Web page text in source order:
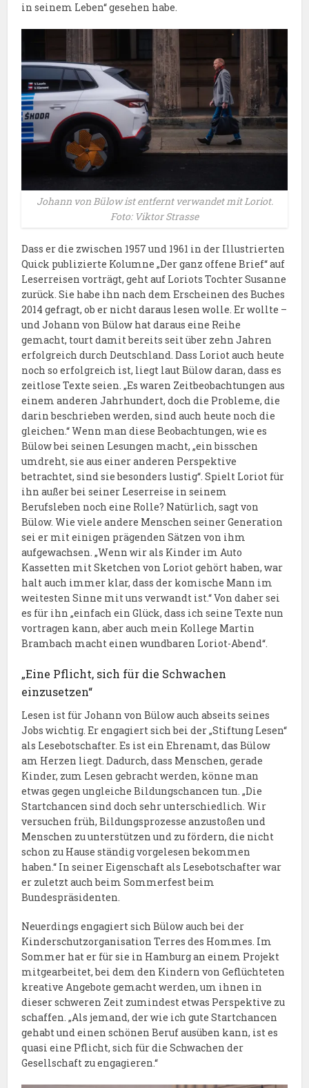
in seinem Leben“ gesehen habe.
Johann von Bülow ist entfernt verwandet mit Loriot.
Foto: Viktor Strasse
Dass er die zwischen 1957 und 1961 in der Illustrierten
Quick publizierte Kolumne „Der ganz offene Brief“ auf
Leserreisen vorträgt, geht auf Loriots Tochter Susanne
zurück. Sie habe ihn nach dem Erscheinen des Buches
2014 gefragt, ob er nicht daraus lesen wolle. Er wollte –
und Johann von Bülow hat daraus eine Reihe
gemacht, tourt damit bereits seit über zehn Jahren
erfolgreich durch Deutschland. Dass Loriot auch heute
noch so erfolgreich ist, liegt laut Bülow daran, dass es
zeitlose Texte seien. „Es waren Zeitbeobachtungen aus
einem anderen Jahrhundert, doch die Probleme, die
darin beschrieben werden, sind auch heute noch die
gleichen.“ Wenn man diese Beobachtungen, wie es
Bülow bei seinen Lesungen macht, „ein bisschen
umdreht, sie aus einer anderen Perspektive
betrachtet, sind sie besonders lustig“. Spielt Loriot für
ihn außer bei seiner Leserreise in seinem
Berufsleben noch eine Rolle? Natürlich, sagt von
Bülow. Wie viele andere Menschen seiner Generation
sei er mit einigen prägenden Sätzen von ihm
aufgewachsen. „Wenn wir als Kinder im Auto
Kassetten mit Sketchen von Loriot gehört haben, war
halt auch immer klar, dass der komische Mann im
weitesten Sinne mit uns verwandt ist.“ Von daher sei
es für ihn „einfach ein Glück, dass ich seine Texte nun
vortragen kann, aber auch mein Kollege Martin
Brambach macht einen wundbaren Loriot-Abend“.
„Eine Pflicht, sich für die Schwachen
einzusetzen“
Lesen ist für Johann von Bülow auch abseits seines
Jobs wichtig. Er engagiert sich bei der „Stiftung Lesen“
als Lesebotschafter. Es ist ein Ehrenamt, das Bülow
am Herzen liegt. Dadurch, dass Menschen, gerade
Kinder, zum Lesen gebracht werden, könne man
etwas gegen ungleiche Bildungschancen tun. „Die
Startchancen sind doch sehr unterschiedlich. Wir
versuchen früh, Bildungsprozesse anzustoßen und
Menschen zu unterstützen und zu fördern, die nicht
schon zu Hause ständig vorgelesen bekommen
haben.“ In seiner Eigenschaft als Lesebotschafter war
er zuletzt auch beim Sommerfest beim
Bundespräsidenten.
Neuerdings engagiert sich Bülow auch bei der
Kinderschutzorganisation Terres des Hommes. Im
Sommer hat er für sie in Hamburg an einem Projekt
mitgearbeitet, bei dem den Kindern von Geflüchteten
kreative Angebote gemacht werden, um ihnen in
dieser schweren Zeit zumindest etwas Perspektive zu
schaffen. „Als jemand, der wie ich gute Startchancen
gehabt und einen schönen Beruf ausüben kann, ist es
quasi eine Pflicht, sich für die Schwachen der
Gesellschaft zu engagieren.“